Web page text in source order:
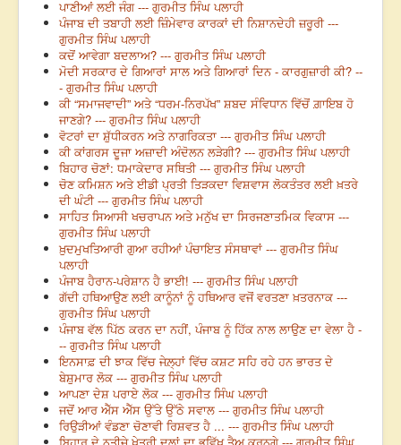
ਪਾਣੀਆਂ ਲਈ ਜੰਗ --- ਗੁਰਮੀਤ ਸਿੰਘ ਪਲਾਹੀ
ਪੰਜਾਬ ਦੀ ਤਬਾਹੀ ਲਈ ਜ਼ਿੰਮੇਵਾਰ ਕਾਰਕਾਂ ਦੀ ਨਿਸ਼ਾਨਦੇਹੀ ਜ਼ਰੂਰੀ ---
ਗੁਰਮੀਤ ਸਿੰਘ ਪਲਾਹੀ
ਕਦੋਂ ਆਵੇਗਾ ਬਦਲਾਅ? --- ਗੁਰਮੀਤ ਸਿੰਘ ਪਲਾਹੀ
ਮੋਦੀ ਸਰਕਾਰ ਦੇ ਗਿਆਰਾਂ ਸਾਲ ਅਤੇ ਗਿਆਰਾਂ ਦਿਨ - ਕਾਰਗੁਜ਼ਾਰੀ ਕੀ? --
- ਗੁਰਮੀਤ ਸਿੰਘ ਪਲਾਹੀ
ਕੀ “ਸਮਾਜਵਾਦੀ” ਅਤੇ “ਧਰਮ-ਨਿਰਪੱਖ” ਸ਼ਬਦ ਸੰਵਿਧਾਨ ਵਿੱਚੋਂ ਗ਼ਾਇਬ ਹੋ
ਜਾਣਗੇ? --- ਗੁਰਮੀਤ ਸਿੰਘ ਪਲਾਹੀ
ਵੋਟਰਾਂ ਦਾ ਸ਼ੁੱਧੀਕਰਨ ਅਤੇ ਨਾਗਰਿਕਤਾ --- ਗੁਰਮੀਤ ਸਿੰਘ ਪਲਾਹੀ
ਕੀ ਕਾਂਗਰਸ ਦੂਜਾ ਅਜ਼ਾਦੀ ਅੰਦੋਲਨ ਲੜੇਗੀ? --- ਗੁਰਮੀਤ ਸਿੰਘ ਪਲਾਹੀ
ਬਿਹਾਰ ਚੋਣਾਂ: ਧਮਾਕੇਦਾਰ ਸਥਿਤੀ --- ਗੁਰਮੀਤ ਸਿੰਘ ਪਲਾਹੀ
ਚੋਣ ਕਮਿਸ਼ਨ ਅਤੇ ਈਡੀ ਪ੍ਰਤੀ ਤਿੜਕਦਾ ਵਿਸ਼ਵਾਸ ਲੋਕਤੰਤਰ ਲਈ ਖ਼ਤਰੇ
ਦੀ ਘੰਟੀ --- ਗੁਰਮੀਤ ਸਿੰਘ ਪਲਾਹੀ
ਸਾਹਿਤ ਸਿਆਸੀ ਖਚਰਾਪਨ ਅਤੇ ਮਨੁੱਖ ਦਾ ਸਿਰਜਣਾਤਮਿਕ ਵਿਕਾਸ ---
ਗੁਰਮੀਤ ਸਿੰਘ ਪਲਾਹੀ
ਖ਼ੁਦਮੁਖਤਿਆਰੀ ਗੁਆ ਰਹੀਆਂ ਪੰਚਾਇਤ ਸੰਸਥਾਵਾਂ --- ਗੁਰਮੀਤ ਸਿੰਘ
ਪਲਾਹੀ
ਪੰਜਾਬ ਹੈਰਾਨ-ਪਰੇਸ਼ਾਨ ਹੈ ਭਾਈ! --- ਗੁਰਮੀਤ ਸਿੰਘ ਪਲਾਹੀ
ਗੱਦੀ ਹਥਿਆਉਣ ਲਈ ਕਾਨੂੰਨਾਂ ਨੂੰ ਹਥਿਆਰ ਵਜੋਂ ਵਰਤਣਾ ਖ਼ਤਰਨਾਕ ---
ਗੁਰਮੀਤ ਸਿੰਘ ਪਲਾਹੀ
ਪੰਜਾਬ ਵੱਲ ਪਿੱਠ ਕਰਨ ਦਾ ਨਹੀਂ, ਪੰਜਾਬ ਨੂੰ ਹਿੱਕ ਨਾਲ ਲਾਉਣ ਦਾ ਵੇਲਾ ਹੈ -
-- ਗੁਰਮੀਤ ਸਿੰਘ ਪਲਾਹੀ
ਇਨਸਾਫ਼ ਦੀ ਝਾਕ ਵਿੱਚ ਜੇਲ਼੍ਹਾਂ ਵਿੱਚ ਕਸ਼ਟ ਸਹਿ ਰਹੇ ਹਨ ਭਾਰਤ ਦੇ
ਬੇਸ਼ੁਮਾਰ ਲੋਕ --- ਗੁਰਮੀਤ ਸਿੰਘ ਪਲਾਹੀ
ਆਪਣਾ ਦੇਸ਼ ਪਰਾਏ ਲੋਕ --- ਗੁਰਮੀਤ ਸਿੰਘ ਪਲਾਹੀ
ਜਦੋਂ ਆਰ ਐੱਸ ਐੱਸ ਉੱਤੇ ਉੱਠੇ ਸਵਾਲ --- ਗੁਰਮੀਤ ਸਿੰਘ ਪਲਾਹੀ
ਰਿਉੜੀਆਂ ਵੰਡਣਾ ਚੋਣਾਵੀ ਰਿਸ਼ਵਤ ਹੈ ... --- ਗੁਰਮੀਤ ਸਿੰਘ ਪਲਾਹੀ